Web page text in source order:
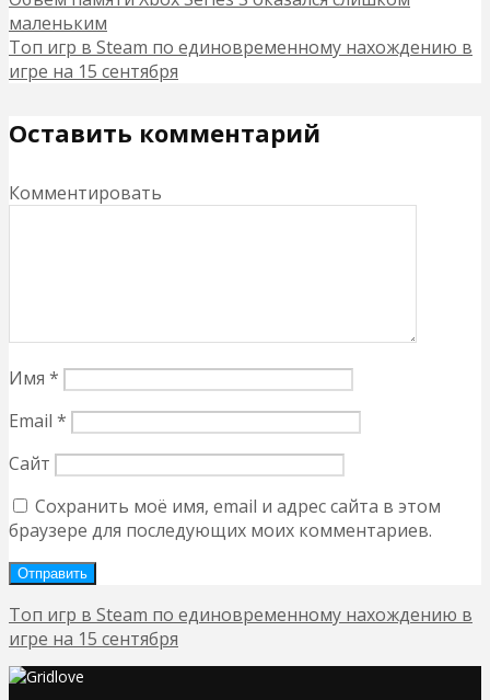
маленьким
Топ игр в Steam по единовременному нахождению в
игре на 15 сентября
Оставить комментарий
Комментировать
Имя *
Email *
Сайт
Сохранить моё имя, email и адрес сайта в этом
браузере для последующих моих комментариев.
Топ игр в Steam по единовременному нахождению в
игре на 15 сентября